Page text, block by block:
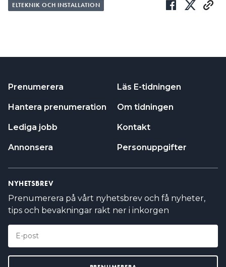
ELTEKNIK OCH INSTALLATION
Prenumerera
Hantera prenumeration
Lediga jobb
Annonsera
Läs E-tidningen
Om tidningen
Kontakt
Personuppgifter
NYHETSBREV
Prenumerera på vårt nyhetsbrev och få nyheter,
tips och bevakningar rakt ner i inkorgen